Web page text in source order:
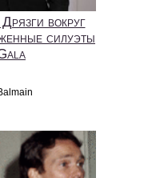
вокруг
силуэты